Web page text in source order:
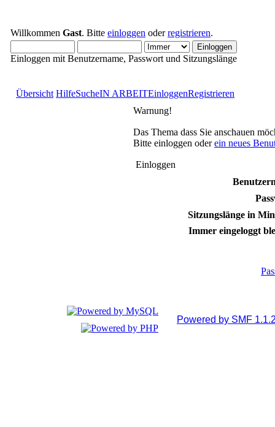
Willkommen Gast. Bitte einloggen oderregistrieren.
Einloggen mit Benutzername, Passwort und Sitzungslänge
Übersicht HilfeSucheIN ARBEITEinloggenRegistrieren
Warnung!
Das Thema dass Sie anschauen
Bitte einloggen oderein neues
Einloggen
Sitzungslänge in
Immer eingeloggt
Powered by SMF